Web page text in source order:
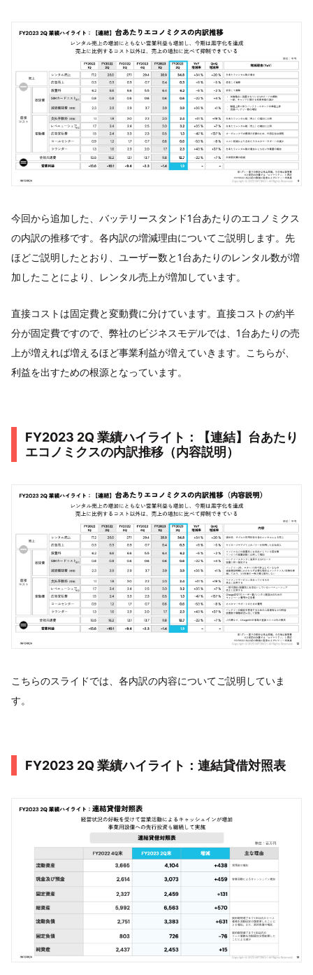
今回から追加した、バッテリースタンド1台あたりのエコノミクス
の内訳の推移です。各内訳の増減理由についてご説明します。先
ほどご説明したとおり、ユーザー数と1台あたりのレンタル数が増
加したことにより、レンタル売上が増加しています。
直接コストは固定費と変動費に分けています。直接コストの約半
分が固定費ですので、弊社のビジネスモデルでは、1台あたりの売
上が増えれば増えるほど事業利益が増えていきます。こちらが、
利益を出すための根源となっています。
FY2023 2Q 業績ハイライト：【連結】台あたり
エコノミクスの内訳推移（内容説明）
こちらのスライドでは、各内訳の内容についてご説明していま
す。
FY2023 2Q 業績ハイライト：連結貸借対照表